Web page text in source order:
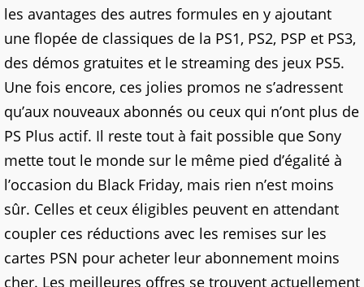
les avantages des autres formules en y ajoutant
une flopée de classiques de la PS1, PS2, PSP et PS3,
des démos gratuites et le streaming des jeux PS5.
Une fois encore, ces jolies promos ne s’adressent
qu’aux nouveaux abonnés ou ceux qui n’ont plus de
PS Plus actif. Il reste tout à fait possible que Sony
mette tout le monde sur le même pied d’égalité à
l’occasion du Black Friday, mais rien n’est moins
sûr. Celles et ceux éligibles peuvent en attendant
coupler ces réductions avec les remises sur les
cartes PSN pour acheter leur abonnement moins
cher. Les meilleures offres se trouvent actuellement